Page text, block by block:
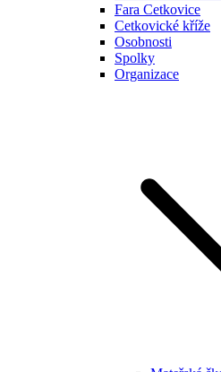
Fara Cetkovice
Cetkovické kříže
Osobnosti
Spolky
Organizace